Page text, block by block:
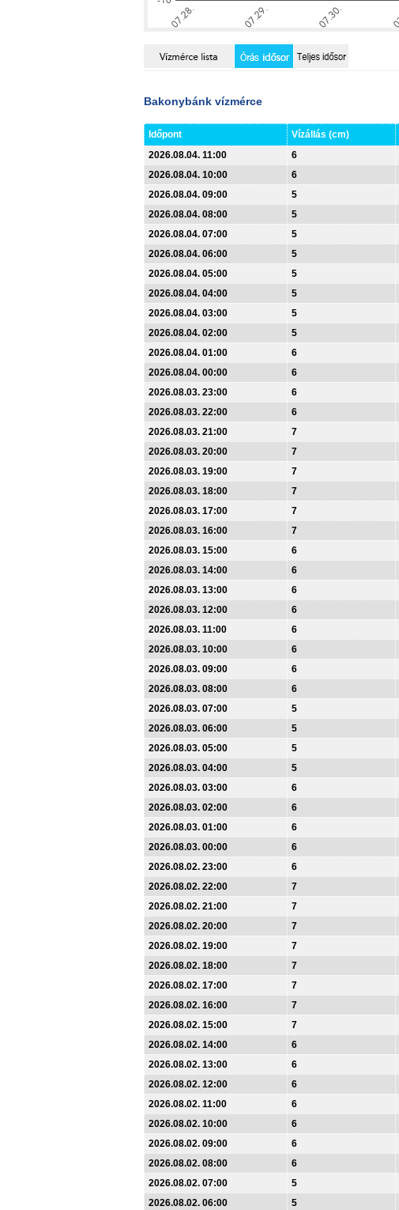
Bakonybánk vízmérce
Időpont Vízállás (cm)
2026.08.04. 11:00
6
2026.08.04. 10:00
6
2026.08.04. 09:00
5
2026.08.04. 08:00
5
2026.08.04. 07:00
5
2026.08.04. 06:00
5
2026.08.04. 05:00
5
2026.08.04. 04:00
5
2026.08.04. 03:00
5
2026.08.04. 02:00
5
2026.08.04. 01:00
6
2026.08.04. 00:00
6
2026.08.03. 23:00
6
2026.08.03. 22:00
6
2026.08.03. 21:00
7
2026.08.03. 20:00
7
2026.08.03. 19:00
7
2026.08.03. 18:00
7
2026.08.03. 17:00
7
2026.08.03. 16:00
7
2026.08.03. 15:00
6
2026.08.03. 14:00
6
2026.08.03. 13:00
6
2026.08.03. 12:00
6
2026.08.03. 11:00
6
2026.08.03. 10:00
6
2026.08.03. 09:00
6
2026.08.03. 08:00
6
2026.08.03. 07:00
5
2026.08.03. 06:00
5
2026.08.03. 05:00
5
2026.08.03. 04:00
5
2026.08.03. 03:00
6
2026.08.03. 02:00
6
2026.08.03. 01:00
6
2026.08.03. 00:00
6
2026.08.02. 23:00
6
2026.08.02. 22:00
7
2026.08.02. 21:00
7
2026.08.02. 20:00
7
2026.08.02. 19:00
7
2026.08.02. 18:00
7
2026.08.02. 17:00
7
2026.08.02. 16:00
7
2026.08.02. 15:00
7
2026.08.02. 14:00
6
2026.08.02. 13:00
6
2026.08.02. 12:00
6
2026.08.02. 11:00
6
2026.08.02. 10:00
6
2026.08.02. 09:00
6
2026.08.02. 08:00
6
2026.08.02. 07:00
5
2026.08.02. 06:00
5